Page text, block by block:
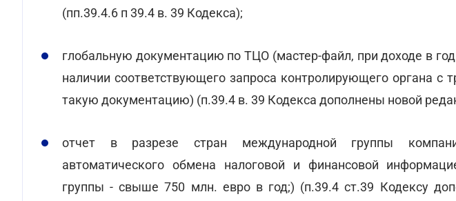
(пп.39.4.6 п 39.4 в. 39 Кодекса);
глобальную документацию по ТЦО (мастер-файл, при доходе в
наличии соответствующего запроса контролирующего органа с
такую документацию) (п.39.4 в. 39 Кодекса дополнены новой
отчет в разрезе стран международной группы
автоматического обмена налоговой и финансовой
группы - свыше 750 млн. евро в год;) (п.39.4 ст.39 Кодексу